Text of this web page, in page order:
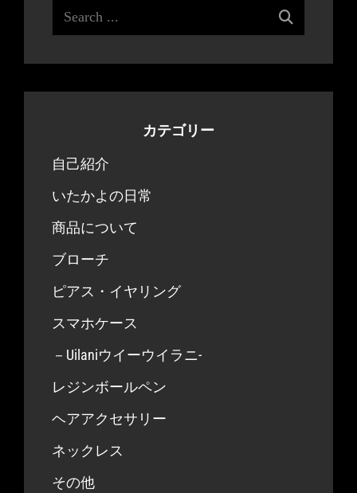
Search
for:
カテゴリー
自己紹介
いたかよの日常
商品について
ブローチ
ピアス・イヤリング
スマホケース
－Uilaniウイーウイラニ-
レジンボールペン
ヘアアクセサリー
ネックレス
その他